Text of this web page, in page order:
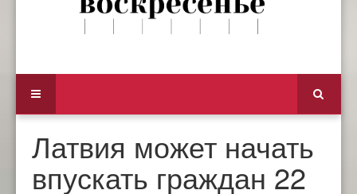
Латвия может начать
впускать граждан 22